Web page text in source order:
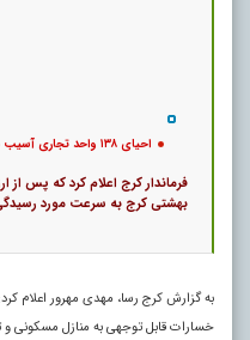
احیای ۱۳۸ واحد تجاری آسیب دیده در جنگ ۱۲ روزه تسریع می‌شود
بهشتی کرج به سرعت مورد
به گزارش کرج رسا، مهدی مهرور اعلام
خسارات قابل توجهی به منازل مسکونی و